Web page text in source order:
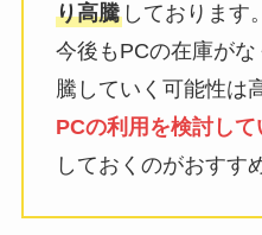
り高騰しております。
今後もPCの在庫が
騰していく可能性は
PCの利用を検討し
しておくのがおすす